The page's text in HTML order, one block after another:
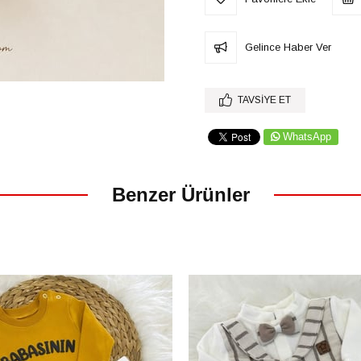
Gelince Haber Ver
TAVSIYE ET
WhatsApp
Benzer Ürünler